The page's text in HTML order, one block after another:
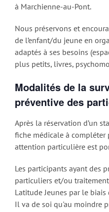
à Marchienne-au-Pont.
Nous préservons et
de l’enfant/du jeune en
adaptés à ses besoins
plus petits, livres,
Modalités de la
préventive des
Après la réservation d’un
fiche médicale à
attention particulière est
Les participants ayant des
particuliers et/ou
Latitude Jeunes par le
Il va de soi qu'au moindre